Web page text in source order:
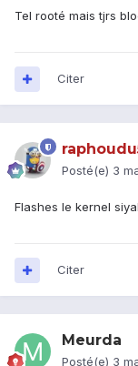
Tel rooté mais tjrs
Citer
Posté(e) 3
Flashes le kernel
Citer
Meurda
Posté(e) 3